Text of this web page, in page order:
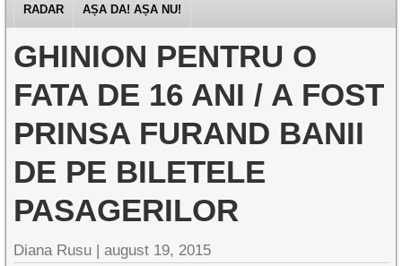
RADAR AȘA DA! AȘA NU!
GHINION PENTRU O
FATA DE 16 ANI / A FOST
PRINSA FURAND BANII
DE PE BILETELE
PASAGERILOR
Diana Rusu |august 19, 2015